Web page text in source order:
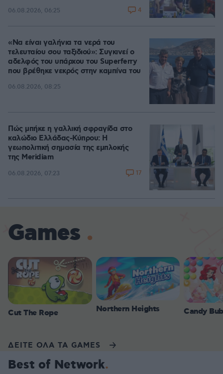
06.08.2026, 06:25 4
«Να είναι γαλήνια τα νερά του
τελευταίου σου ταξιδιού»: Συγκινεί ο
αδελφός του υπάρχου του Superferry
που βρέθηκε νεκρός στην καμπίνα του
06.08.2026, 08:25
Πώς μπήκε η γαλλική σφραγίδα στο
καλώδιο Ελλάδας-Κύπρου: Η
γεωπολιτική σημασία της εμπλοκής
της Meridiam
06.08.2026, 07:23 17
Games
Cut The Rope Northern Heights Candy
ΔΕΙΤΕ ΟΛΑ ΤΑ GAMES
Best of Network